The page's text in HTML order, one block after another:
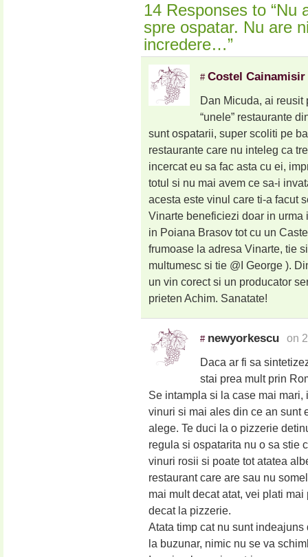
14 Responses to “Nu
spre ospatar. Nu are
incredere…”
# Costel Cainamisir
Dan Micuda, ai reusit
“unele” restaurante
sunt ospatarii, super scoliti pe
restaurante care nu inteleg ca
incercat eu sa fac asta cu ei,
totul si nu mai avem ce sa-i
acesta este vinul care ti-a facut
Vinarte beneficiezi doar in urma
in Poiana Brasov tot cu un
frumoase la adresa Vinarte, tie
multumesc si tie @I George ).
un vin corect si un producator
prieten Achim. Sanatate!
# newyorkescu on
Daca ar fi sa
stai prea mult prin
Se intampla si la case mai
vinuri si mai ales din ce an sunt
alege. Te duci la o pizzerie
regula si ospatarita nu o sa stie
vinuri rosii si poate tot atatea
restaurant care are sau nu
mai mult decat atat, vei plati
decat la pizzerie.
Atata timp cat nu sunt
la buzunar, nimic nu se va